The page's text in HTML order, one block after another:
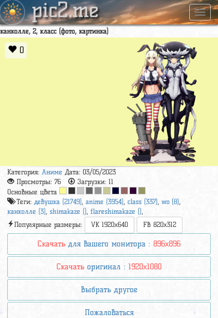
pic2.me
канколле, 2, класс (фото, картинка)
0
Категория: Аниме Дата: 03/05/2023
Просмотры: 76 Загрузки: 11
Основные цвета
Теги: девушка (21749), anime (3954), class (337), wo (8),
канколле (3), shimakaze (), flareshimakaze (),
Популярные размеры:
VK 1920x640 FB 820x312
Скачать для вашего монитора : 896x896
Скачать оригинал : 1920x1080
Выбрать другое
Пожаловаться